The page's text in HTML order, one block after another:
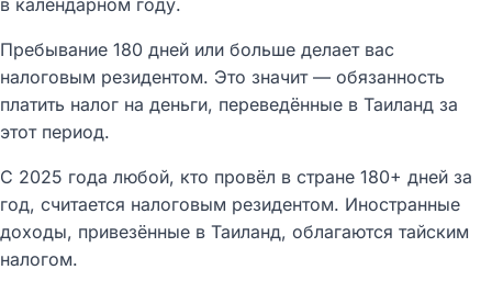
в календарном году.
Пребывание 180 дней или больше делает вас
налоговым резидентом. Это значит — обязанность
платить налог на деньги, переведённые в Таиланд за
этот период.
С 2025 года любой, кто провёл в стране 180+ дней за
год, считается налоговым резидентом. Иностранные
доходы, привезённые в Таиланд, облагаются тайским
налогом.